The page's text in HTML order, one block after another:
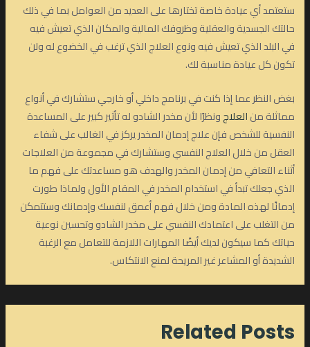
ستعتمد أي عيادة خاصة تختارها على العديد من العوامل بما في ذلك
حالتك الجسدية والعقلية وظروفك المالية والمكان الذي تعيش فيه
في البلد الذي تعيش فيه ونوع العلاج الذي ترغب في الخضوع له ولن
تكون كل عيادة مناسبة لك.
بغض النظر عما إذا كنت في برنامج داخلي أو خارجي ستشارك في أنواع
مماثلة منالعلاجونظرًا لأن مخدر الشادو له تأثير كبير على المساعدة
النفسية للشخص فإن علاج إدمان المخدر يركز في الغالب على شفاء
العقل من خلال العلاج النفسي وستشارك في مجموعة من العلاجات
أثناء التعافي من إدمان المخدر والهدف هو مساعدتك على فهم ما
الذي جعلك تبدأ في استخدام المخدر في المقام الأول ولماذا طورت
إدمانًا لهذه المادة ومن خلال فهم أعمق لنفسك وإدمانك وستتمكن
من التغلب على اعتمادك النفسي على مخدر الشادو وتحسين نوعية
حياتك كما سيكون لديك أيضًا المهارات اللازمة للتعامل مع الرغبة
الشديدة أو المشاعر غير المريحة لمنع الانتكاس.
Related Posts